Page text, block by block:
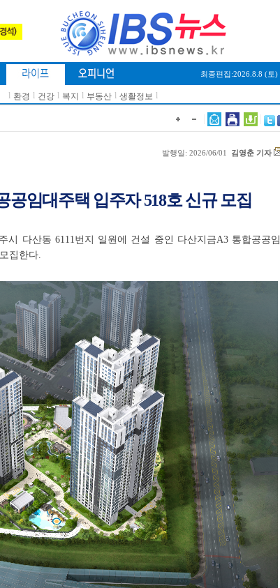
최종편집:2026.8.8 (토)
l 환경 l 건강 l 복지 l 부동산 l 생활정보 l
발행일: 2026/06/01
김영춘 기자
공임대주택 입주자 518호 신규 모집
시 다산동 6111번지 일원에 건설 중인 다산지금A3 통합공공임
집한다.